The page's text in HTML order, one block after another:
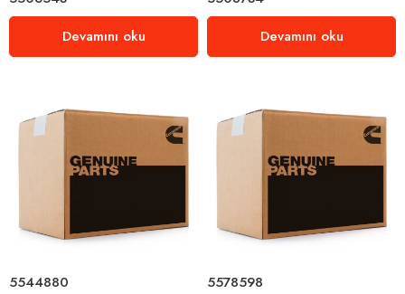
Devamını oku
Devamını oku
5544880
5578598